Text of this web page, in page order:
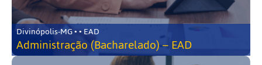
Divinópolis-MG • • EAD
Administração (Bacharelado) – EAD